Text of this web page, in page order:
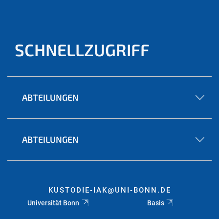
SCHNELLZUGRIFF
ABTEILUNGEN
ABTEILUNGEN
KUSTODIE-IAK@UNI-BONN.DE
Universität Bonn Basis